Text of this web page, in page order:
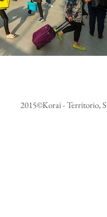
2015©Korai - Territorio,